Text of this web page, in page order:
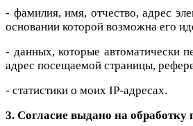
- фамилия, имя, отчество, адрес
основании которой возможна его
- данных, которые автоматически
адрес посещаемой страницы,
- статистики о моих IP-адресах.
3. Согласие выдано на